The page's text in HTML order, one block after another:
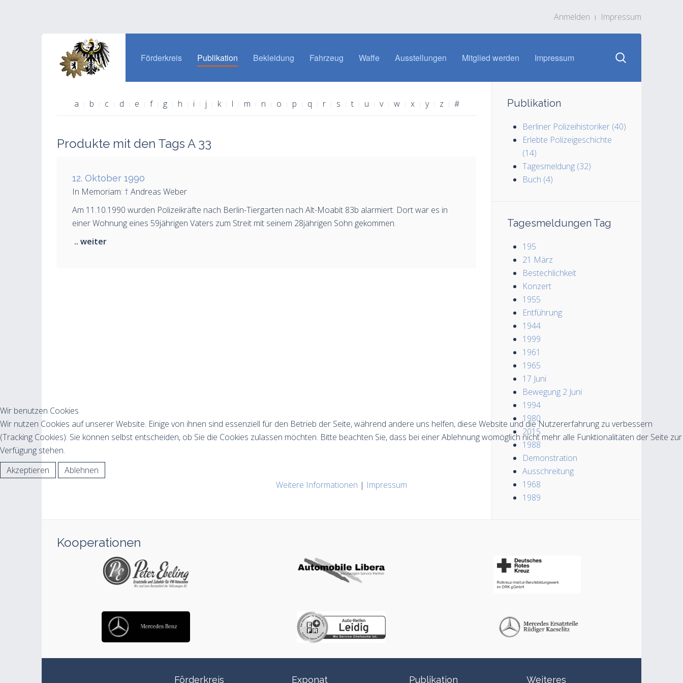
Anmelden Impressum
Förderkreis Publikation Bekleidung Fahrzeug Waffe Ausstellungen Mitglied werden Impressum
a b c d e f g h i j k l m n o p q r s t u v w x y z #
Produkte mit den Tags A 33
12. Oktober 1990
In Memoriam: † Andreas Weber
Am 11.10.1990 wurden Polizeikräfte nach Berlin-Tiergarten nach Alt-Moabit 83b alarmiert. Dort war es in
einer Wohnung eines 59jährigen Vaters zum Streit mit seinem 28jährigen Sohn gekommen.
.. weiter
Publikation
Berliner Polizeihistoriker (40)
Erlebte Polizeigeschichte
(14)
Tagesmeldung (32)
Buch (4)
Tagesmeldungen Tag
195
21 März
Bestechlichkeit
Konzert
1955
Entführung
1944
1999
1961
1965
17 Juni
Bewegung 2 Juni
1994
1980
2015
1988
Demonstration
Ausschreitung
1968
1989
Kooperationen
Förderkreis Exponat Publikation Weiteres
Wir benutzen Cookies
Wir nutzen Cookies auf unserer Website. Einige von ihnen sind essenziell für den Betrieb der Seite, während andere uns helfen, diese Website und die Nutzererfahrung zu verbessern
(Tracking Cookies). Sie können selbst entscheiden, ob Sie die Cookies zulassen möchten. Bitte beachten Sie, dass bei einer Ablehnung womöglich nicht mehr alle Funktionalitäten der Seite zur
Verfügung stehen.
Akzeptieren
Ablehnen
Weitere Informationen | Impressum